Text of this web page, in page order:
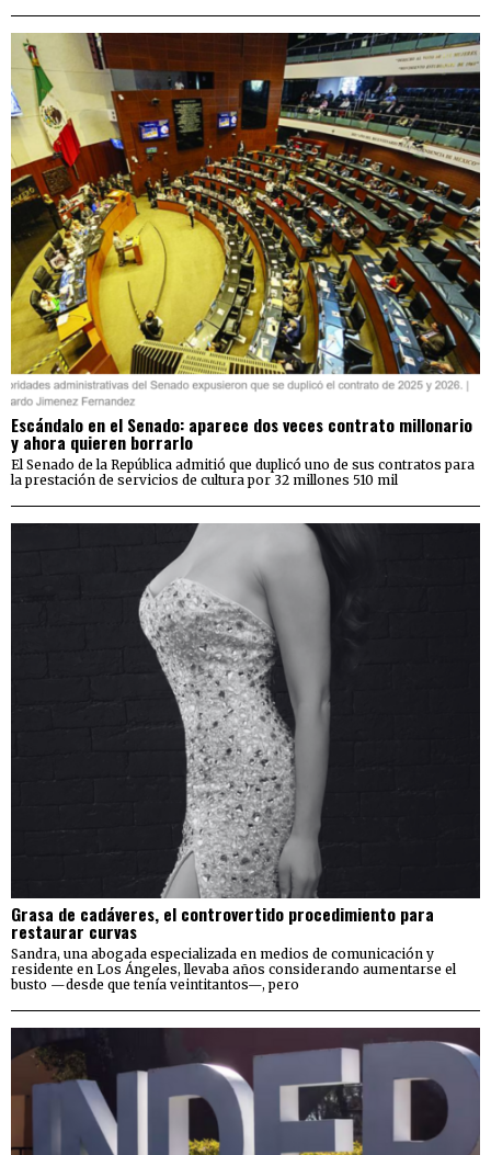
Escándalo en el Senado: aparece dos veces contrato millonario
y ahora quieren borrarlo
El Senado de la República admitió que duplicó uno de sus contratos para
la prestación de servicios de cultura por 32 millones 510 mil
Grasa de cadáveres, el controvertido procedimiento para
restaurar curvas
Sandra, una abogada especializada en medios de comunicación y
residente en Los Ángeles, llevaba años considerando aumentarse el
busto —desde que tenía veintitantos—, pero